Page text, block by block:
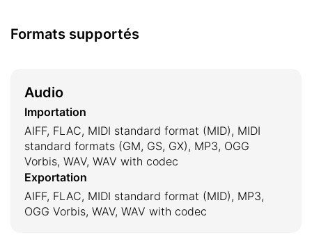
Formats supportés
Audio
Importation
AIFF, FLAC, MIDI standard format (MID), MIDI
standard formats (GM, GS, GX), MP3, OGG
Vorbis, WAV, WAV with codec
Exportation
AIFF, FLAC, MIDI standard format (MID), MP3,
OGG Vorbis, WAV, WAV with codec